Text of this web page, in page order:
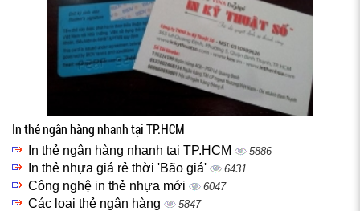
In thẻ ngân hàng nhanh tại TP.HCM
In thẻ ngân hàng nhanh tại TP.HCM 5886
In thẻ nhựa giá rẻ thời 'Bão giá' 6431
Công nghệ in thẻ nhựa mới 6047
Các loại thẻ ngân hàng 5847